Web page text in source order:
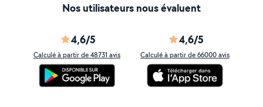
Nos utilisateurs nous évaluent
4,6/5
Calculé à partir de 48731 avis
4,6/5
Calculé à partir de 66000 avis